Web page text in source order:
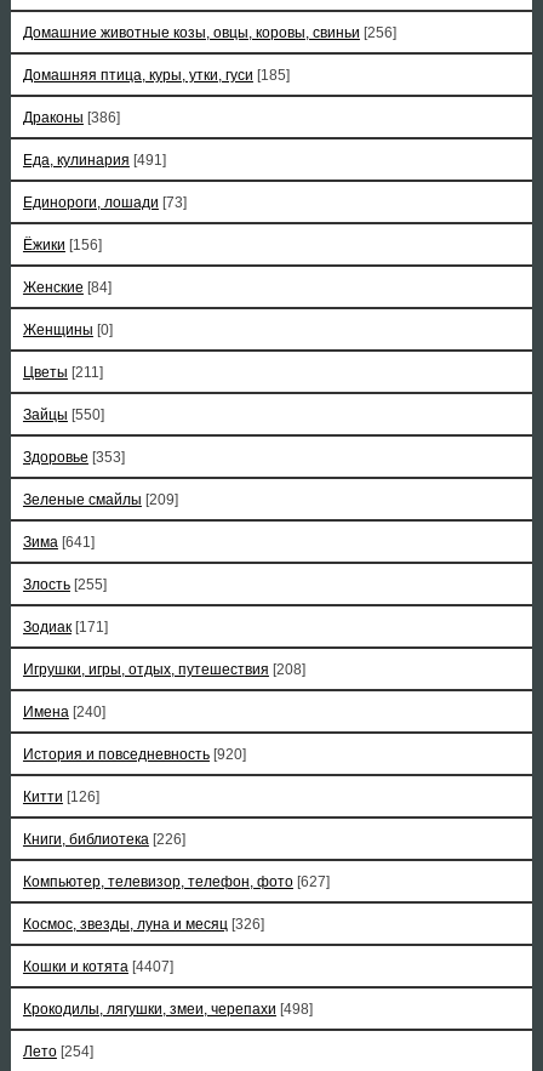
Домашние животные козы, овцы, коровы, свиньи [256]
Домашняя птица, куры, утки, гуси [185]
Драконы [386]
Еда, кулинария [491]
Единороги, лошади [73]
Ёжики [156]
Женские [84]
Женщины [0]
Цветы [211]
Зайцы [550]
Здоровье [353]
Зеленые смайлы [209]
Зима [641]
Злость [255]
Зодиак [171]
Игрушки, игры, отдых, путешествия [208]
Имена [240]
История и повседневность [920]
Китти [126]
Книги, библиотека [226]
Компьютер, телевизор, телефон, фото [627]
Космос, звезды, луна и месяц [326]
Кошки и котята [4407]
Крокодилы, лягушки, змеи, черепахи [498]
Лето [254]